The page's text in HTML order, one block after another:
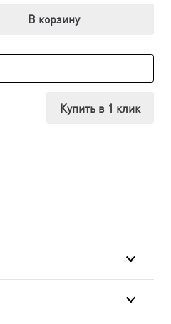
В корзину
Купить в 1 клик